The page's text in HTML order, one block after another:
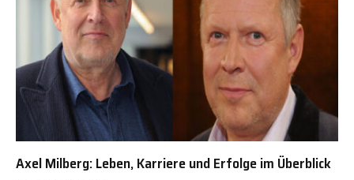
Axel Milberg: Leben, Karriere und Erfolge im Überblick